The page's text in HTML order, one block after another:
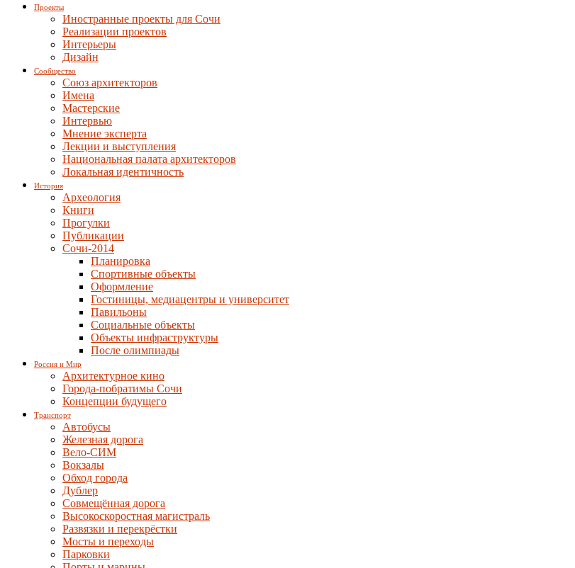
Проекты
Иностранные проекты для Сочи
Реализации проектов
Интерьеры
Дизайн
Сообщество
Союз архитекторов
Имена
Мастерские
Интервью
Мнение эксперта
Лекции и выступления
Национальная палата архитекторов
Локальная идентичность
История
Археология
Книги
Прогулки
Публикации
Сочи-2014
Планировка
Спортивные объекты
Оформление
Гостиницы, медиацентры и университет
Павильоны
Социальные объекты
Объекты инфраструктуры
После олимпиады
Россия и Мир
Архитектурное кино
Города-побратимы Сочи
Концепции будущего
Транспорт
Автобусы
Железная дорога
Вело-СИМ
Вокзалы
Обход города
Дублер
Совмещённая дорога
Высокоскоростная магистраль
Развязки и перекрёстки
Мосты и переходы
Парковки